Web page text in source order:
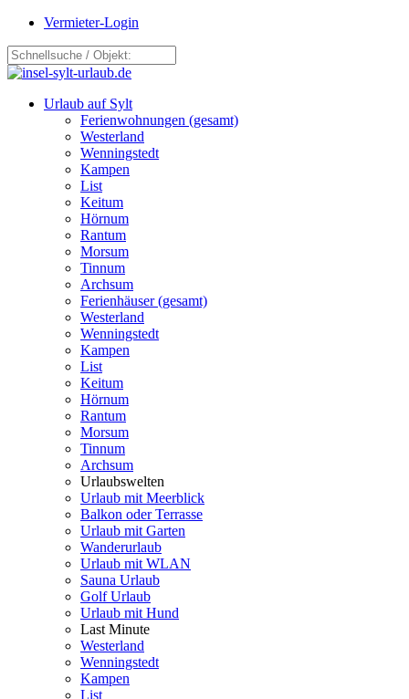
Vermieter-Login
Urlaub auf Sylt
Ferienwohnungen (gesamt)
Westerland
Wenningstedt
Kampen
List
Keitum
Hörnum
Rantum
Morsum
Tinnum
Archsum
Ferienhäuser (gesamt)
Westerland
Wenningstedt
Kampen
List
Keitum
Hörnum
Rantum
Morsum
Tinnum
Archsum
Urlaubswelten
Urlaub mit Meerblick
Balkon oder Terrasse
Urlaub mit Garten
Wanderurlaub
Urlaub mit WLAN
Sauna Urlaub
Golf Urlaub
Urlaub mit Hund
Last Minute
Westerland
Wenningstedt
Kampen
List